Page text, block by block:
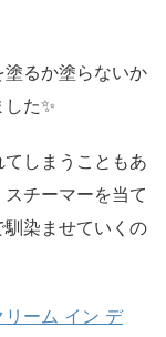
るか塗らないか
た✨
しまうこともあ
チーマーを当て
染ませていくの
リーム イン デ